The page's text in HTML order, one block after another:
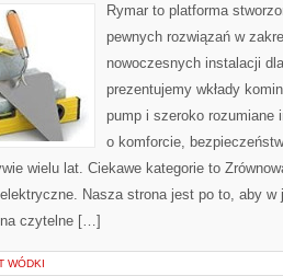
Rymar to platforma
pewnych rozwiązań w
nowoczesnych instalacji
prezentujemy wkłady
pump i szeroko rozumiane
o komforcie,
wielu lat. Ciekawe kategorie to
Nasza strona jest po to, aby w
na czytelne […]
WÓDKI